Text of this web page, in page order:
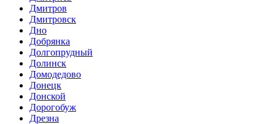
Дмитров
Дмитровск
Дно
Добрянка
Долгопрудный
Долинск
Домодедово
Донецк
Донской
Дорогобуж
Дрезна